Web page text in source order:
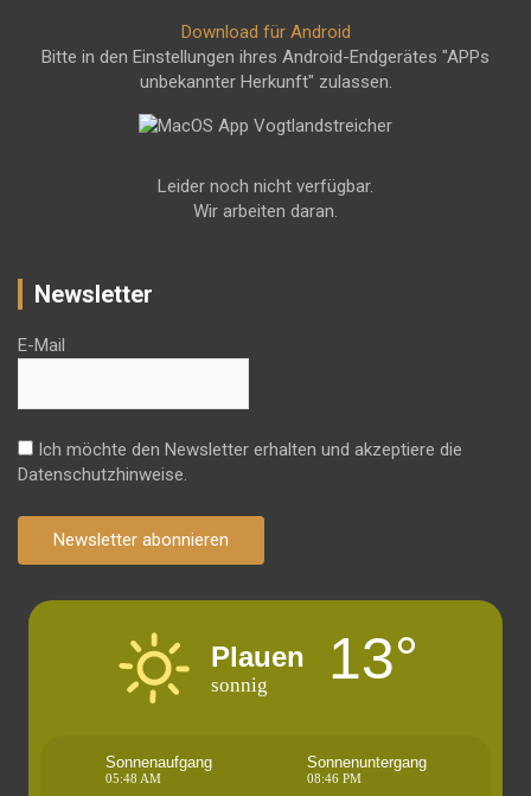
Download für Android
Bitte in den Einstellungen ihres Android-Endgerätes "APPs
unbekannter Herkunft" zulassen.
Leider noch nicht verfügbar.
Wir arbeiten daran.
Newsletter
E-Mail
Ich möchte den Newsletter erhalten und akzeptiere die
Datenschutzhinweise.
Newsletter abonnieren
Plauen
sonnig 13°
Sonnenaufgang
05:48 AM
Sonnenuntergang
08:46 PM